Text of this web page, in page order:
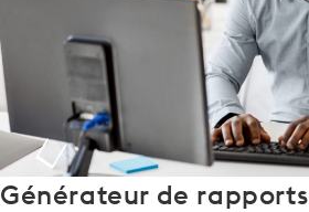
Générateur de rapports